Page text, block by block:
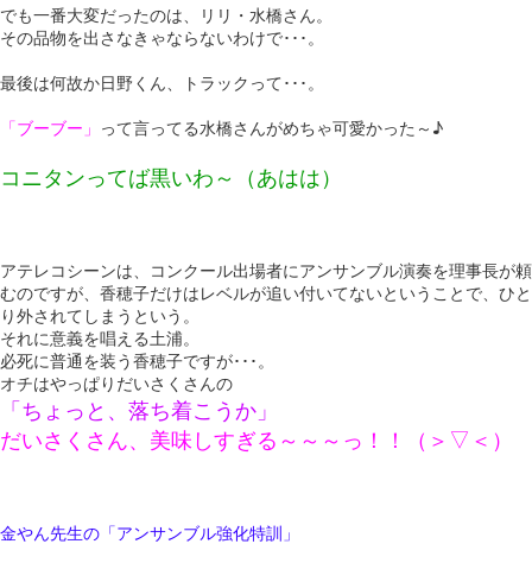
でも一番大変だったのは、リリ・水橋さん。
その品物を出さなきゃならないわけで･･･。
最後は何故か日野くん、トラックって･･･。
「ブーブー」 って言ってる水橋さんがめちゃ可愛かった～♪
コニタンってば黒いわ～（あはは）
アテレコシーンは、コンクール出場者にアンサンブル演奏を理事長が頼
むのですが、香穂子だけはレベルが追い付いてないということで、ひと
り外されてしまうという。
それに意義を唱える土浦。
必死に普通を装う香穂子ですが･･･。
オチはやっぱりだいさくさんの
「ちょっと、落ち着こうか」
だいさくさん、美味しすぎる～～～っ！！（＞▽＜）
金やん先生の「アンサンブル強化特訓」